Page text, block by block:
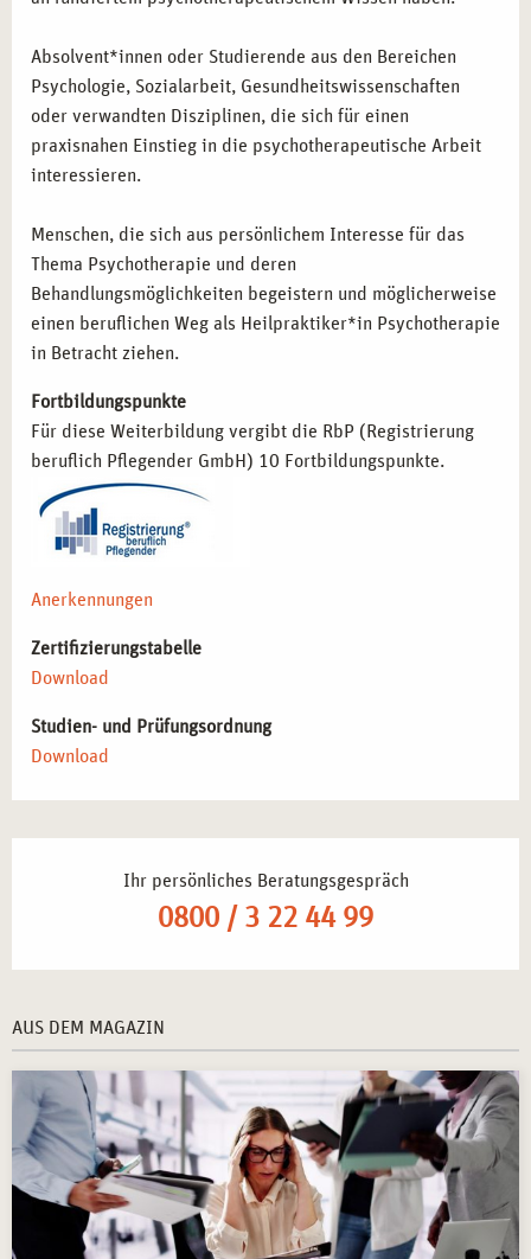
Absolvent*innen oder Studierende aus den Bereichen
Psychologie, Sozialarbeit, Gesundheitswissenschaften
oder verwandten Disziplinen, die sich für einen
praxisnahen Einstieg in die psychotherapeutische Arbeit
interessieren.
Menschen, die sich aus persönlichem Interesse für das
Thema Psychotherapie und deren
Behandlungsmöglichkeiten begeistern und möglicherweise
einen beruflichen Weg als Heilpraktiker*in Psychotherapie
in Betracht ziehen.
Fortbildungspunkte
Für diese Weiterbildung vergibt die RbP (Registrierung
beruflich Pflegender GmbH) 10 Fortbildungspunkte.
Anerkennungen
Zertifizierungstabelle
Download
Studien- und Prüfungsordnung
Download
Ihr persönliches Beratungsgespräch
0800 / 3 22 44 99
AUS DEM MAGAZIN